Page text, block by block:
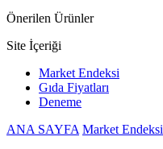
Önerilen Ürünler
Site İçeriği
Market Endeksi
Gıda Fiyatları
Deneme
ANA SAYFA Market Endeksi